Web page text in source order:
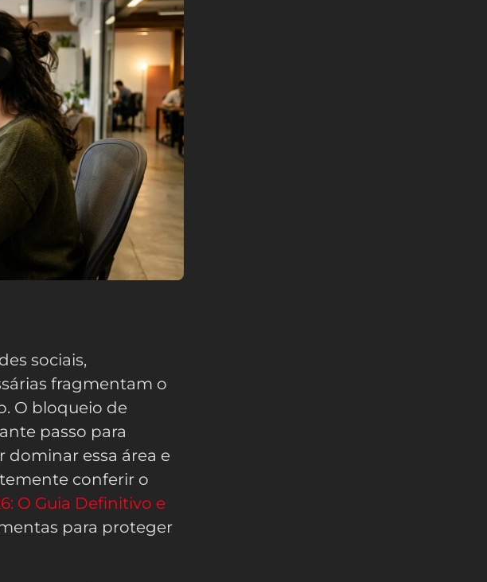
sociais,
fragmentam o
O bloqueio de
passo para
dominar essa área e
conferir o
O Guia Definitivo e
para proteger